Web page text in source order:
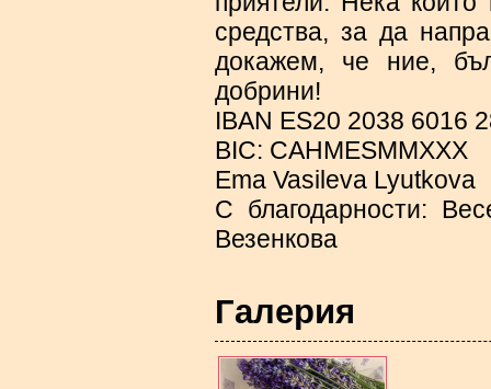
средства, за да
докажем, че ние,
добрини!
IBAN ES20 2038 6016
BIC: CAHMESMMXXX
Ema Vasileva Lyutkova
С благодарности:
Везенкова
Галерия